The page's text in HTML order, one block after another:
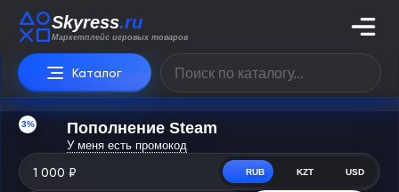
Skyress.ru
Маркетплейс игровых товаров
Каталог
3% Пополнение Steam
У меня есть промокод
RUB KZT USD